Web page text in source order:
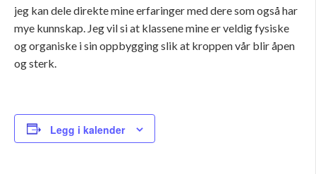
jeg kan dele direkte mine erfaringer med dere som også har
mye kunnskap. Jeg vil si at klassene mine er veldig fysiske
og organiske i sin oppbygging slik at kroppen vår blir åpen
og sterk.
Legg i kalender